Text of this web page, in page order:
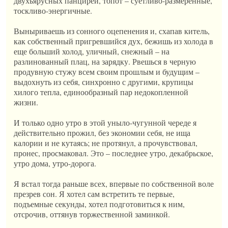
тоскливо-энергичные.
Выныриваешь из сонного оцепенения и, схапав китель,
как собственный пригревшийся дух, бежишь из холода в
еще больший холод, уличный, снежный – на
разлинованный плац, на зарядку. Рвешься в черную
продувную стужу всем своим прошлым и будущим –
выдохнуть из себя, синхронно с другими, крупицы
хилого тепла, единообразный пар недокопленной
жизни.
И только одно утро в этой уныло-чугунной череде я
действительно прожил, без экономии себя, не ища
калории и не кутаясь; не протянул, а прочувствовал,
пронес, просмаковал. Это – последнее утро, декабрьское,
утро дома, утро-дорога.
Я встал тогда раньше всех, впервые по собственной воле
презрев сон. Я хотел сам встретить те первые,
подъемные секунды, хотел подготовиться к ним,
отсрочив, оттянув торжественной заминкой.